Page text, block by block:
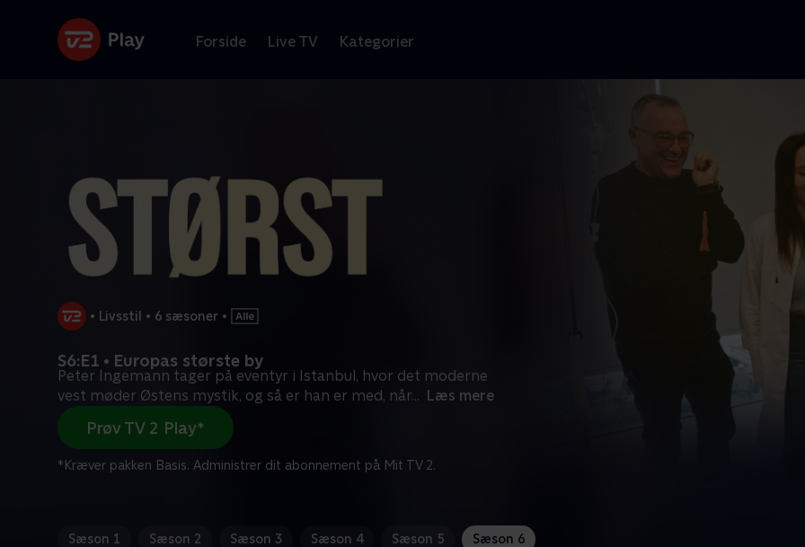
Forside Live TV Kategorier
• Livsstil • 6 sæsoner •
S6:E1 • Europas største by
Peter Ingemann tager på eventyr i Istanbul, hvor det moderne
vest møder Østens mystik, og så er han er med, når... Læs mere
Prøv TV 2 Play*
*Kræver pakken Basis. Administrer dit abonnement på Mit TV 2.
Sæson 1 Sæson 2 Sæson 3 Sæson 4 Sæson 5 Sæson 6